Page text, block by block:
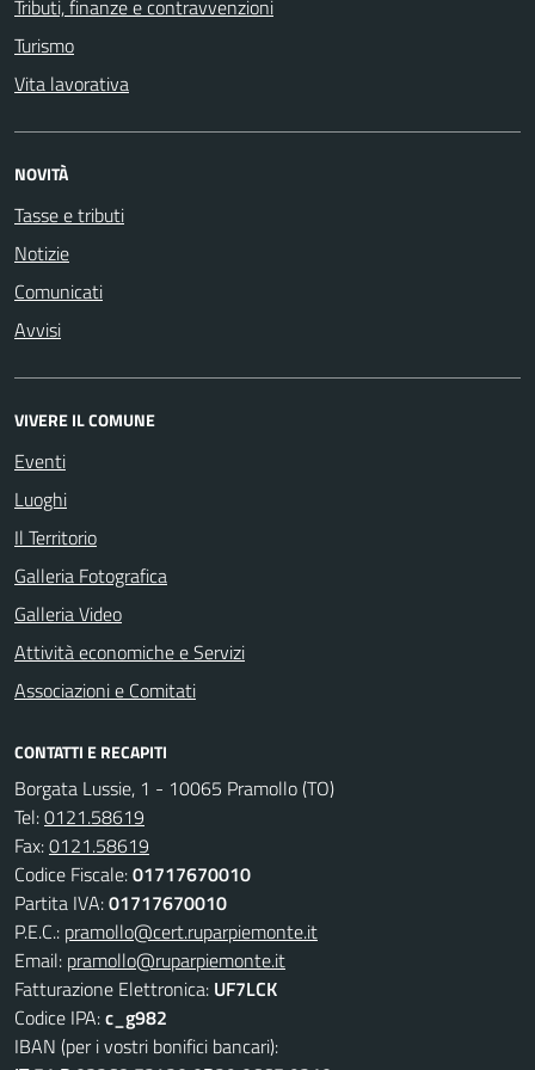
Tributi, finanze e contravvenzioni
Turismo
Vita lavorativa
NOVITÀ
Tasse e tributi
Notizie
Comunicati
Avvisi
VIVERE IL COMUNE
Eventi
Luoghi
Il Territorio
Galleria Fotografica
Galleria Video
Attività economiche e Servizi
Associazioni e Comitati
CONTATTI E RECAPITI
Borgata Lussie, 1 - 10065 Pramollo (TO)
Tel:0121.58619
Fax:0121.58619
Codice Fiscale:01717670010
Partita IVA:01717670010
P.E.C.: pramollo@cert.ruparpiemonte.it
Email: pramollo@ruparpiemonte.it
Fatturazione Elettronica: UF7LCK
Codice IPA:c_g982
IBAN (per i vostri bonifici bancari):